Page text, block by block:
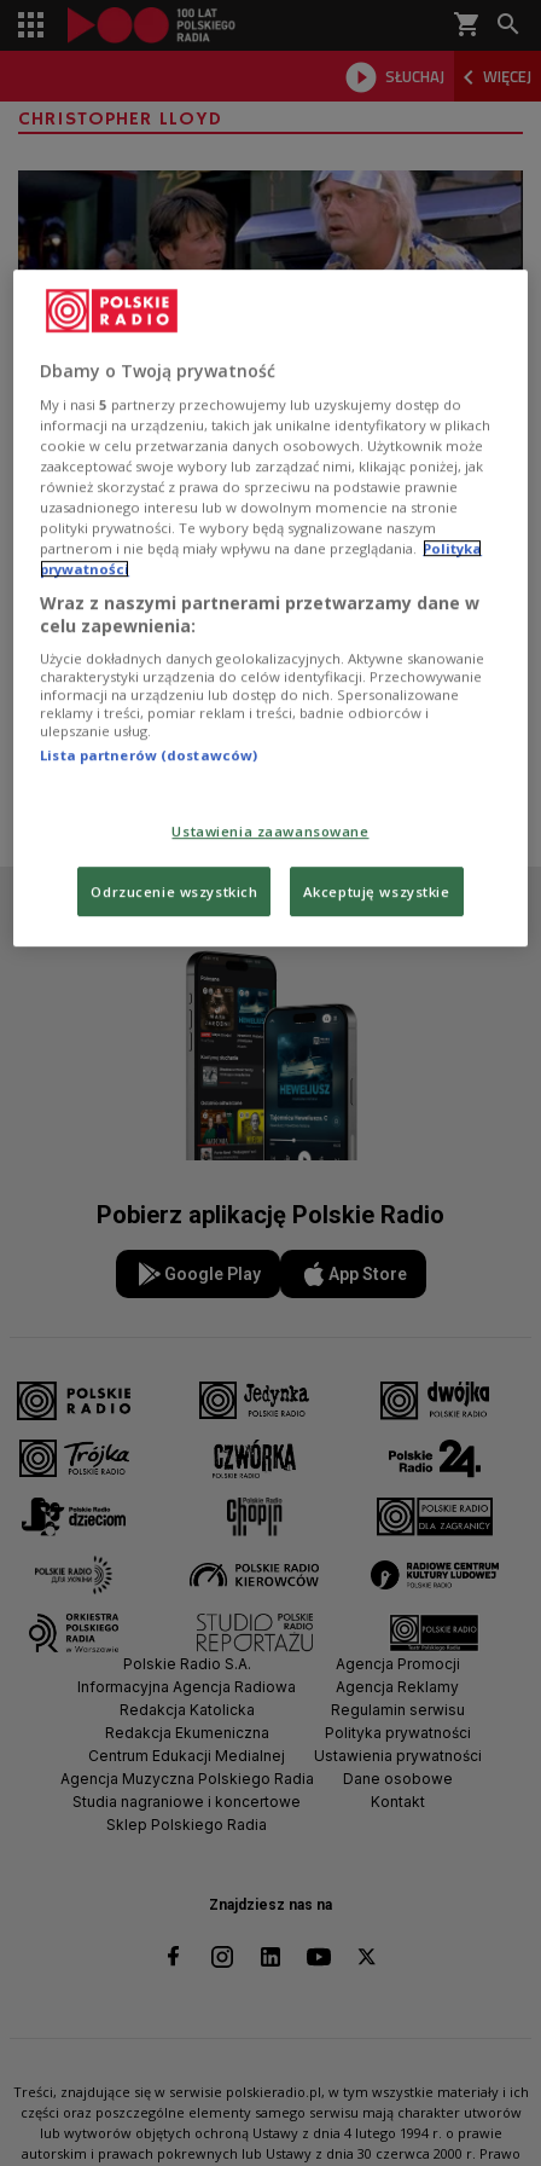
shopping_cart 
 SŁUCHAJ  WIĘCEJ

CHRISTOPHER LLOYD
Marty McFly i Emmet "Doc" Brown
powrócą? Ma powstać nowa wersja
kultowego filmu!
Trzy części "Powrotu do przyszłości" należały do
największych przebojów kasowych kina przełomu lat 80.
i 90. I do dzisiaj dla sporej grupy fanów jest to kultowa
seria. Popularność serialu "Stranger Things"
spowodowała modę na właśnie tamte czasy i ostatnio
pojawiły się informacje, że Steven Spielberg wraz z
Robertem Zemeckisem zastanawiają się nad nową
wersją "Powrotu do przyszłości". Wiadomo, że jej
nakręcenie jest możliwe, ale czy to ma sens?
Zobacz więcej na temat: KULTURA
Pobierz aplikację Polskie Radio
Google Play App Store
Znajdziesz nas na
Polskie Radio S.A.
Informacyjna Agencja Radiowa
Redakcja Katolicka
Redakcja Ekumeniczna
Centrum Edukacji Medialnej
Agencja Muzyczna Polskiego Radia
Studia nagraniowe i koncertowe
Sklep Polskiego Radia
Agencja Promocji
Agencja Reklamy
Regulamin serwisu
Polityka prywatności
Ustawienia prywatności
Dane osobowe
Kontakt
Treści, znajdujące się w serwisie polskieradio.pl, w tym wszystkie materiały i ich
części oraz poszczególne elementy samego serwisu mają charakter utworów
lub wytworów objętych ochroną Ustawy z dnia 4 lutego 1994 r. o prawie
autorskim i prawach pokrewnych lub Ustawy z dnia 30 czerwca 2000 r. Prawo
Dbamy o Twoją prywatność
My i nasi5 partnerzy przechowujemy lub uzyskujemy dostęp do
informacji na urządzeniu, takich jak unikalne identyfikatory w plikach
cookie w celu przetwarzania danych osobowych. Użytkownik może
zaakceptować swoje wybory lub zarządzać nimi, klikając poniżej, jak
również skorzystać z prawa do sprzeciwu na podstawie prawnie
uzasadnionego interesu lub w dowolnym momencie na stronie
polityki prywatności. Te wybory będą sygnalizowane naszym
partnerom i nie będą miały wpływu na dane przeglądania.
Polityka
prywatności
Wraz z naszymi partnerami przetwarzamy dane w
celu zapewnienia:
Użycie dokładnych danych geolokalizacyjnych. Aktywne skanowanie
charakterystyki urządzenia do celów identyfikacji. Przechowywanie
informacji na urządzeniu lub dostęp do nich. Spersonalizowane
reklamy i treści, pomiar reklam i treści, badnie odbiorców i
ulepszanie usług.
Lista partnerów (dostawców)
Ustawienia zaawansowane
Odrzucenie wszystkich Akceptuję wszystkie